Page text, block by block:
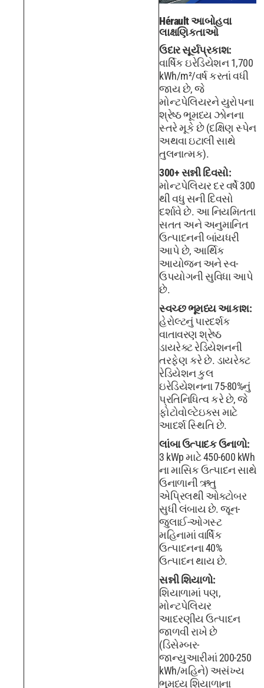
Hérault આબોહવા
લાક્ષણિકતાઓ
ઉદાર સૂર્યપ્રકાશ:
વાર્ષિક ઇરેડિયેશન 1,700
kWh/m²/વર્ષ કરતાં વધી
જાય છે, જે
મોન્ટપેલિયરને યુરોપના
શ્રેષ્ઠ ભૂમધ્ય ઝોનના
સ્તરે મૂકે છે (દક્ષિણ સ્પેન
અથવા ઇટાલી સાથે
તુલનાત્મક).
300+ સન્ની દિવસો:
મોન્ટપેલિયર દર વર્ષે 300
થી વધુ સની દિવસો
દર્શાવે છે. આ નિયમિતતા
સતત અને અનુમાનિત
ઉત્પાદનની બાંયધરી
આપે છે, આર્થિક
આયોજન અને સ્વ-
ઉપયોગની સુવિધા આપે
છે.
સ્વચ્છ ભૂમધ્ય આકાશ:
હેરોલ્ટનું પારદર્શક
વાતાવરણ શ્રેષ્ઠ
ડાયરેક્ટ રેડિયેશનની
તરફેણ કરે છે. ડાયરેક્ટ
રેડિયેશન કુલ
ઇરેડિયેશનના 75-80%નું
પ્રતિનિધિત્વ કરે છે, જે
ફોટોવોલ્ટેઇક્સ માટે
આદર્શ સ્થિતિ છે.
લાંબા ઉત્પાદક ઉનાળો:
3 kWp માટે 450-600 kWh
ના માસિક ઉત્પાદન સાથે
ઉનાળાની ઋતુ
એપ્રિલથી ઓક્ટોબર
સુધી લંબાય છે. જૂન-
જુલાઈ-ઓગસ્ટ
મહિનામાં વાર્ષિક
ઉત્પાદનના 40%
ઉત્પાદન થાય છે.
સન્ની શિયાળો:
શિયાળામાં પણ,
મોન્ટપેલિયર
આદરણીય ઉત્પાદન
જાળવી રાખે છે
(ડિસેમ્બર-
જાન્યુઆરીમાં 200-250
kWh/મહિને) અસંખ્ય
ભૂમધ્ય શિયાળાના